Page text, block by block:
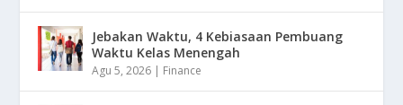
Jebakan Waktu, 4 Kebiasaan Pembuang
Waktu Kelas Menengah
Agu 5, 2026 | Finance